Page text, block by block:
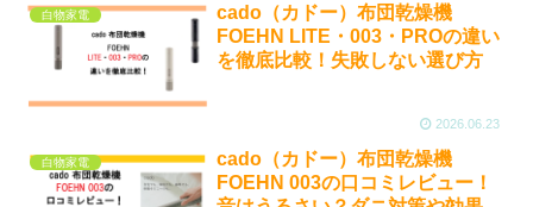
白物家電
cado（カドー）布団乾燥機
FOEHN LITE・003・PROの違い
を徹底比較！失敗しない選び方
2026.06.23
白物家電
cado（カドー）布団乾燥機
FOEHN 003の口コミレビュー！